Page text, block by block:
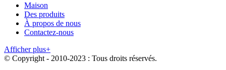
Maison
Des produits
À propos de nous
Contactez-nous
Afficher plus+
© Copyright - 2010-2023 : Tous droits réservés.